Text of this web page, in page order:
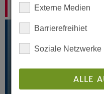
Pfarrer Martin
Externe Medien
Barrierefreihiet
Soziale Netzwerke
ALLE